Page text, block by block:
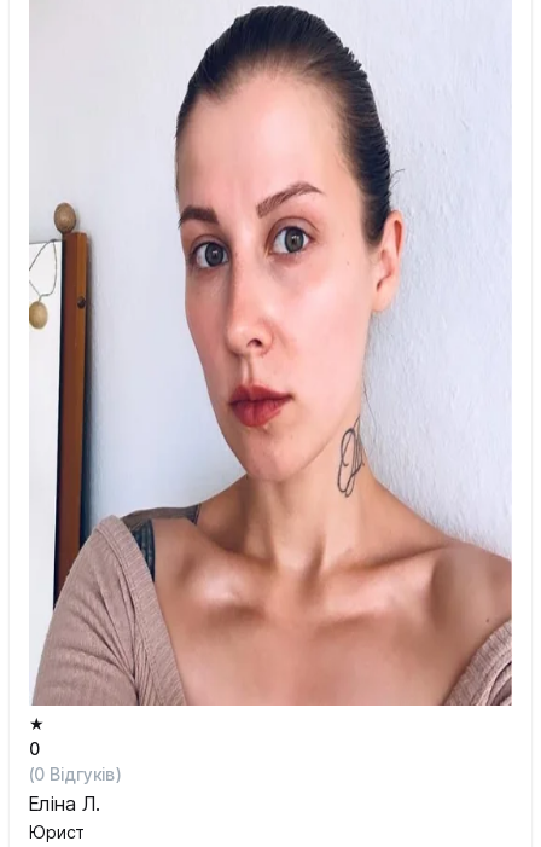
★
0
(0 Відгуків)
Еліна Л.
Юрист